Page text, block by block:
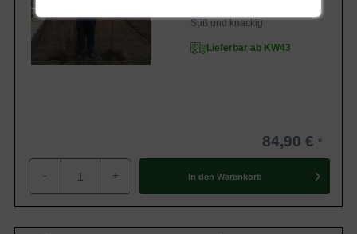
Süß und knackig
Lieferbar ab KW43
84,90 €
- + In den Warenkorb